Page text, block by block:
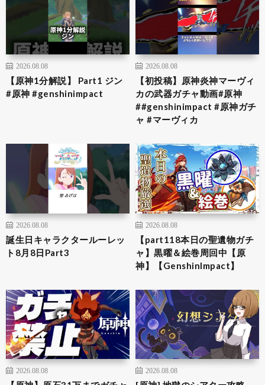
2026.08.08
【原神1分解説】 Part1 ジン
#原神 #genshinimpact
2026.08.08
【初投稿】原神炎神マーヴィ
カの武器ガチャ動画#原神
##genshinimpact #原神ガチ
ャ #マーヴィカ
2026.08.08
誕生日キャラクタールーレッ
ト8月8日Part3
2026.08.08
【part118本日の聖遺物ガチ
ャ】黒曜＆絵巻周回中【原
神】【GenshinImpact】
2026.08.08 2026.08.08